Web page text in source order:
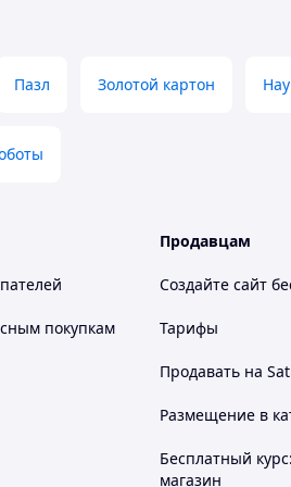
Пазл Золотой картон
покупкам
Продавцам
Создайте сайт
Тарифы
Продавать на
Размещение в
Бесплатный
магазин